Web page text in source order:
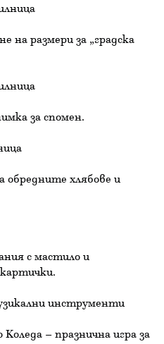
на размери за „градска
за спомен.
обредните хлябове и
с мастило и
инструменти
– празнична игра за